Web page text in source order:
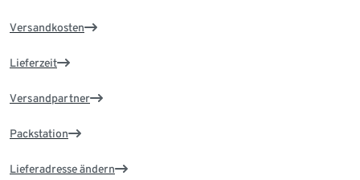
Versandkosten
Lieferzeit
Versandpartner
Packstation
Lieferadresse ändern